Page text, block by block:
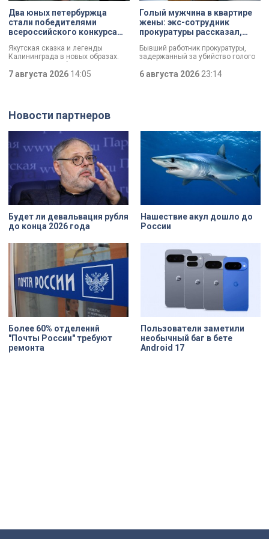
имущества, а яркий стрит-арт,
который не имеет ничего общего с
вандализмом.
деревянного модерна и почему
эта история уникальна?
Два юных петербуржца
стали победителями
всероссийского конкурса
Якутская сказка и легенды
Калининграда в новых образах.
Два юных петербуржца стали
победителями всероссийского
конкурса «Моя страна — моя
народным сюжетам.
7 августа 2026 14:05
Голый мужчина в квартире
жены: экс-сотрудник
прокуратуры рассказал,
Бывший работник прокуратуры,
задержанный за убийство голого
которые толкнули его на страшное
преступление. Два года назад он
6 августа 2026 23:14
Новости партнеров
Будет ли девальвация рубля
до конца 2026 года
Нашествие акул дошло до
России
Более 60% отделений
"Почты России" требуют
ремонта
Пользователи заметили
необычный баг в бете
Android 17